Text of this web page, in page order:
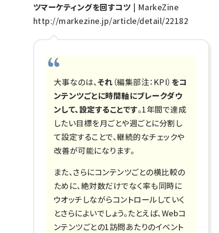
ツマーケティングを回すコツ | MarkeZine
http://markezine.jp/article/detail/22182
大事なのは、それ （編集部注：KPI） をコ
ンテンツごとに時間軸にブレークダウ
ンして、設定することです。1年間で達成
したい目標を月ごとや週ごとに分割し
て設定することで、継続的なチェックや
改善が可能になります。
また、さらにコンテンツごとの横比較の
ために、絶対数だけでなく率も同時に
ウオッチしながらコントロールしていく
とさらによいでしょう。たとえば、Webコ
ンテンツごとの1訪問あたりのイベント